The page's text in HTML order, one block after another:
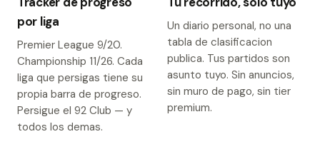
por liga
Premier League 9/20.
Championship 11/26. Cada
liga que persigas tiene su
propia barra de progreso.
Persigue el 92 Club — y
todos los demas.
Un diario personal, no una
tabla de clasificacion
publica. Tus partidos son
asunto tuyo. Sin anuncios,
sin muro de pago, sin tier
premium.